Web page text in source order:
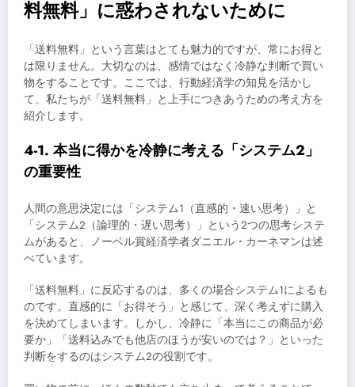
料無料」に惑わされないために
「送料無料」という言葉はとても魅力的ですが、常にお得と
は限りません。大切なのは、感情ではなく冷静な判断で買い
物をすることです。ここでは、行動経済学の知見を活かし
て、私たちが「送料無料」と上手につきあうための考え方を
紹介します。
4-1. 本当に得かを冷静に考える「システム2」
の重要性
人間の意思決定には「システム1（直感的・速い思考）」と
「システム2（論理的・遅い思考）」という2つの思考システ
ムがあると、ノーベル賞経済学者ダニエル・カーネマンは述
べています。
「送料無料」に反応するのは、多くの場合システム1によるも
のです。直感的に「お得そう」と感じて、深く考えずに購入
を決めてしまいます。しかし、冷静に「本当にこの商品が必
要か」「送料込みでも他店のほうが安いのでは？」といった
判断をするのはシステム2の役割です。